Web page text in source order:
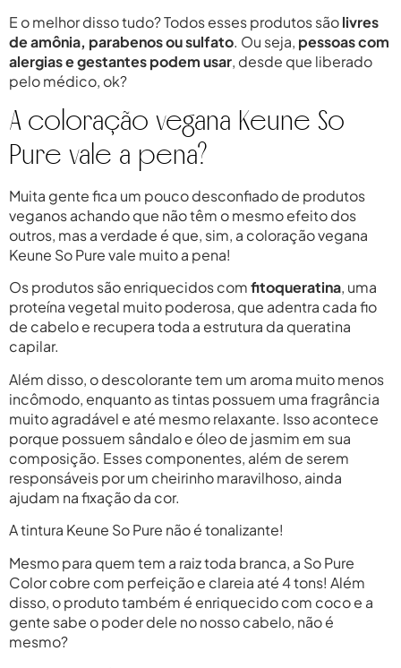
E o melhor disso tudo? Todos esses produtos sãolivres
de amônia, parabenos ou sulfato. Ou seja, pessoas com
alergias e gestantes podem usar, desde que liberado
pelo médico, ok?
A coloração vegana Keune So
Pure vale a pena?
Muita gente fica um pouco desconfiado de produtos
veganos achando que não têm o mesmo efeito dos
outros, mas a verdade é que, sim, a coloração vegana
Keune So Pure vale muito a pena!
Os produtos são enriquecidos comfitoqueratina, uma
proteína vegetal muito poderosa, que adentra cada fio
de cabelo e recupera toda a estrutura da queratina
capilar.
Além disso, o descolorante tem um aroma muito menos
incômodo, enquanto as tintas possuem uma fragrância
muito agradável e até mesmo relaxante. Isso acontece
porque possuem sândalo e óleo de jasmim em sua
composição. Esses componentes, além de serem
responsáveis por um cheirinho maravilhoso, ainda
ajudam na fixação da cor.
A tintura Keune So Pure não é tonalizante!
Mesmo para quem tem a raiz toda branca, a So Pure
Color cobre com perfeição e clareia até 4 tons! Além
disso, o produto também é enriquecido com coco e a
gente sabe o poder dele no nosso cabelo, não é
mesmo?